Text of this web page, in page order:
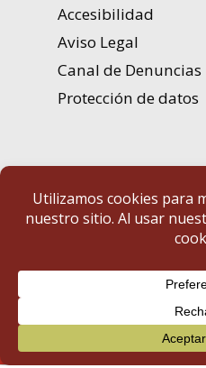
Accesibilidad
Aviso Legal
Canal de
Protección de datos
Portal de